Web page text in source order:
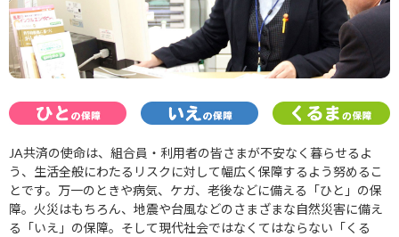
JA共済の使命は、組合員・利用者の皆さまが不安なく暮らせるよ
う、生活全般にわたるリスクに対して幅広く保障するよう努めるこ
とです。万一のときや病気、ケガ、老後などに備える「ひと」の保
障。火災はもちろん、地震や台風などのさまざまな自然災害に備え
る「いえ」の保障。そして現代社会ではなくてはならない「くる